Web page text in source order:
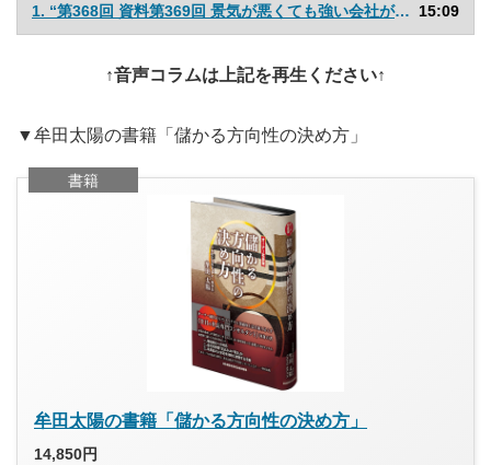
レ
1. “第368回 資料第369回 景気が悪くても強い会社が必ずやっていることスライドに頼らず伝える” 15:09
↑音声コラムは上記を再生ください↑
▼牟田太陽の書籍「儲かる方向性の決め方」
書籍
牟田太陽の書籍「儲かる方向性の決め方」
14,850円